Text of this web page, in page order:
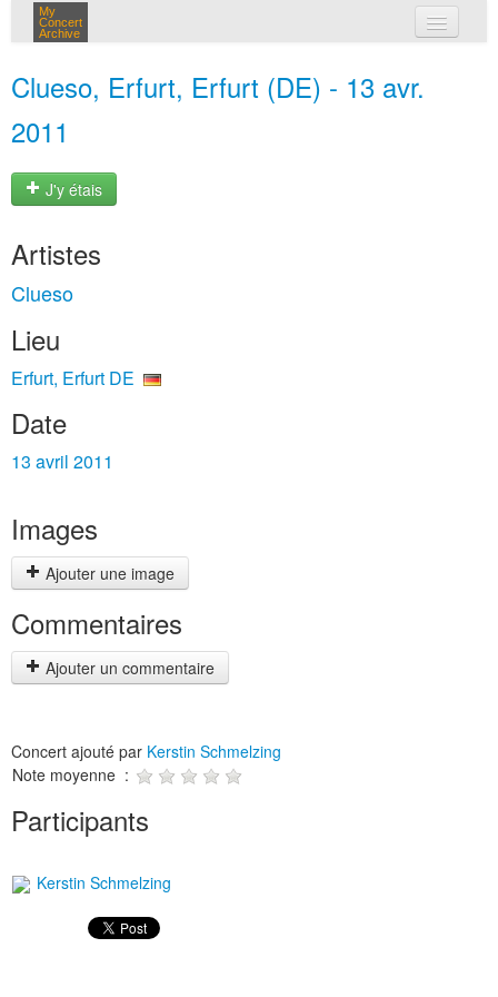
My
Concert
Archive
Clueso, Erfurt, Erfurt (DE) - 13 avr.
2011
J'y étais
Artistes
Clueso
Lieu
Erfurt, Erfurt DE
Date
13 avril 2011
Images
Ajouter une image
Commentaires
Ajouter un commentaire
Concert ajouté par Kerstin Schmelzing
Note moyenne :
Participants
Kerstin Schmelzing